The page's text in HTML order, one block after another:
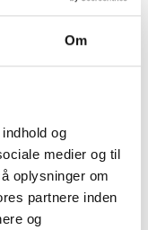
Om
og
medier og til
oplysninger om
partnere inden
og